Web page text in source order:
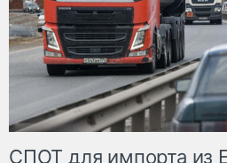
СПОТ для импорта из